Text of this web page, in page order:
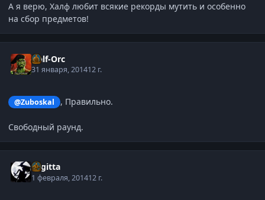
А я верю, Халф любит всякие рекорды мутить и особенно
на сбор предметов!
Half-Orc
31 января, 201412 г.
@Zuboskal , Правильно.
Свободный раунд.
Sagitta
1 февраля, 201412 г.